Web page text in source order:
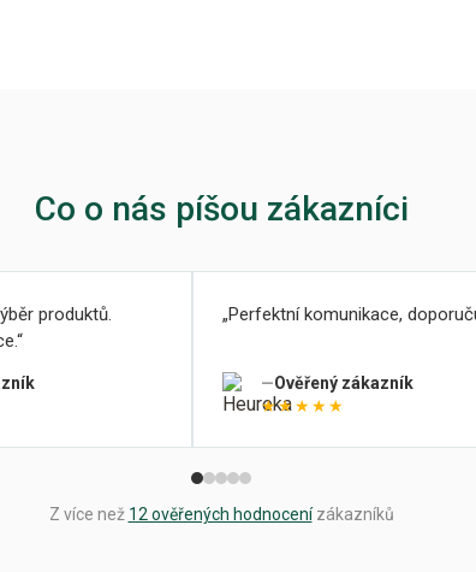
Co o nás píšou zákazníci
produktů.
Perfektní komunikace,
Ověřený zákazník
★★★★★
Z více než 12 ověřených hodnocenízákazníků